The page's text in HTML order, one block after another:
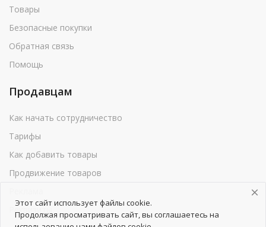
Товары
Безопасные покупки
Обратная связь
Помощь
Продавцам
Как начать сотрудничество
Тарифы
Как добавить товары
Продвижение товаров
Реквизиты
Этот сайт использует файлы cookie.
Продолжая просматривать сайт, вы соглашаетесь на